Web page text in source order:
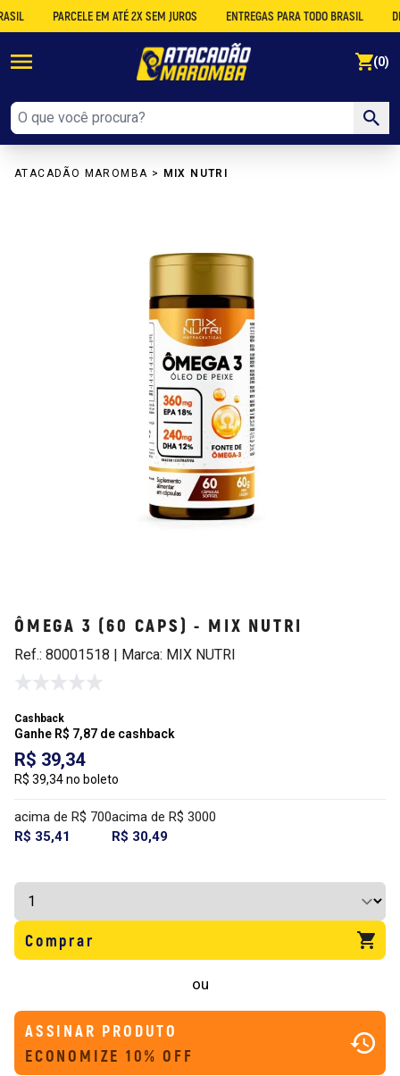
PARCELE EM ATÉ 2X SEM JUROS ENTREGAS PARA TODO BRASIL
(0)
ATACADÃO MAROMBA > MIX NUTRI
ÔMEGA 3 (60 CAPS) - MIX NUTRI
Ref.: 80001518 | Marca: MIX NUTRI
Cashback
Ganhe R$ 7,87 de cashback
R$ 39,34
R$ 39,34 no boleto
acima de R$ 700
R$ 35,41
acima de R$ 3000
R$ 30,49
Comprar
ou
ASSINAR PRODUTO
ECONOMIZE 10% OFF